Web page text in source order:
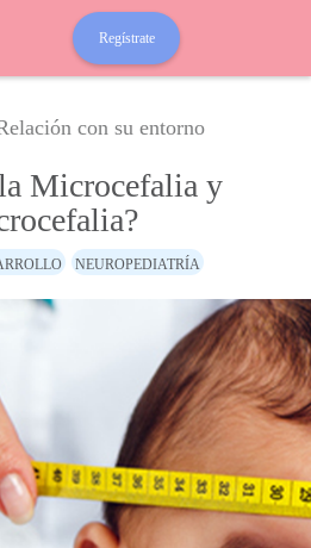
Regístrate
con su entorno
Microcefalia y
NEUROPEDIATRÍA